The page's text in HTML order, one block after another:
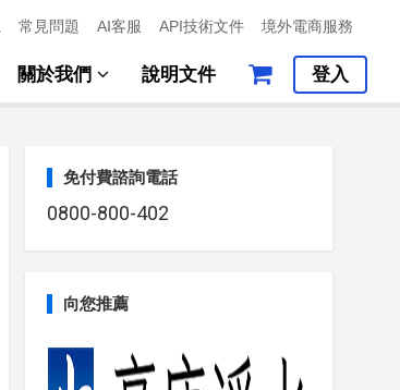
常見問題 AI客服 API技術文件 境外電商服務
關於我們 說明文件 登入
免付費諮詢電話
0800-800-402
向您推薦